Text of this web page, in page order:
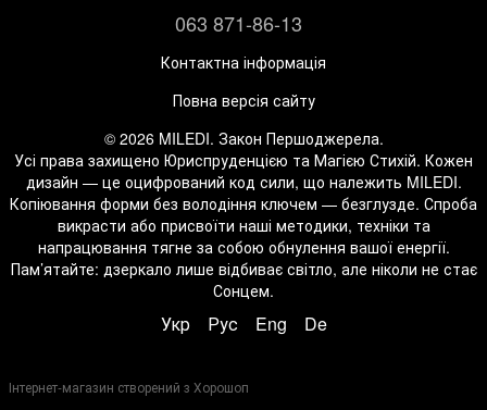
063 871-86-13
Контактна інформація
Повна версія сайту
© 2026 MILEDI. Закон Першоджерела.
Усі права захищено Юриспруденцією та Магією Стихій. Кожен
дизайн — це оцифрований код сили, що належить MILEDI.
Копіювання форми без володіння ключем — безглузде. Спроба
викрасти або присвоїти наші методики, техніки та
напрацювання тягне за собою обнулення вашої енергії.
Пам’ятайте: дзеркало лише відбиває світло, але ніколи не стає
Сонцем.
Укр Рус Eng De
Інтернет-магазин створений з Хорошоп